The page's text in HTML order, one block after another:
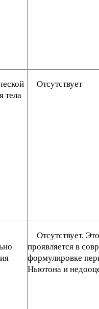
тела
Отсутствует
Отсутствует.
проявляется в
формулировке
Ньютона и